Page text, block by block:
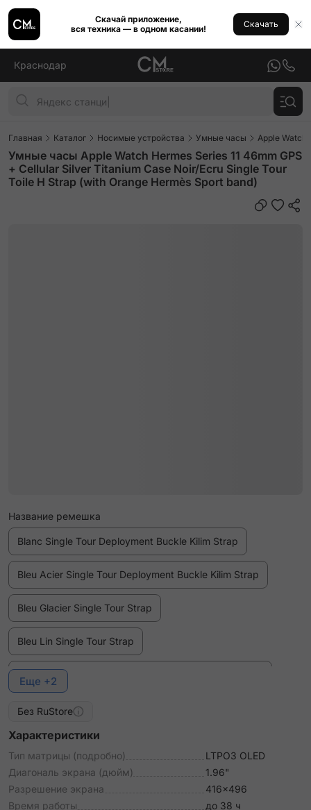
Скачай приложение,
вся техника — в одном касании!
Скачать
Краснодар
Главная Каталог Носимые устройства Умные часы Apple Watch
Умные часы Apple Watch Hermes Series 11 46mm GPS
+ Cellular Silver Titanium Case Noir/Ecru Single Tour
Toile H Strap (with Orange Hermès Sport band)
Название ремешка
Blanc Single Tour Deployment Buckle Kilim Strap
Bleu Acier Single Tour Deployment Buckle Kilim Strap
Bleu Glacier Single Tour Strap
Bleu Lin Single Tour Strap
Bleu Pastel Single Tour Deployment Buckle Kilim Strap
Bordeaux Single Tour Deployment Buckle Kilim Strap
Ebene Single Tour Deployment Buckle Strap
Etoupe Single Tour Strap
Fauve Single Tour Deployment Buckle Strap
Еще +2
Без RuStore
Характеристики
Тип матрицы (подробно)
LTPO3 OLED
Диагональ экрана (дюйм)
1.96"
Разрешение экрана
416x496
Время работы
до 38 ч